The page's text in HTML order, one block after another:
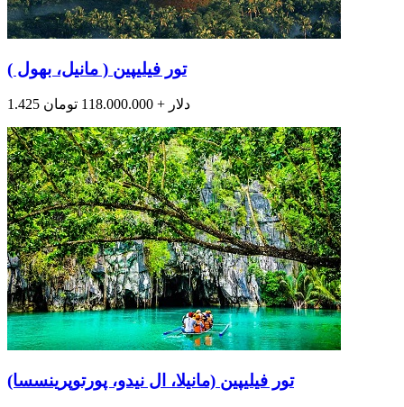
تور فیلیپین ( مانیل، بهول )
1.425 دلار + 118.000.000 تومان
تور فیلیپین (مانیلا، ال نیدو، پورتوپرینسسا)